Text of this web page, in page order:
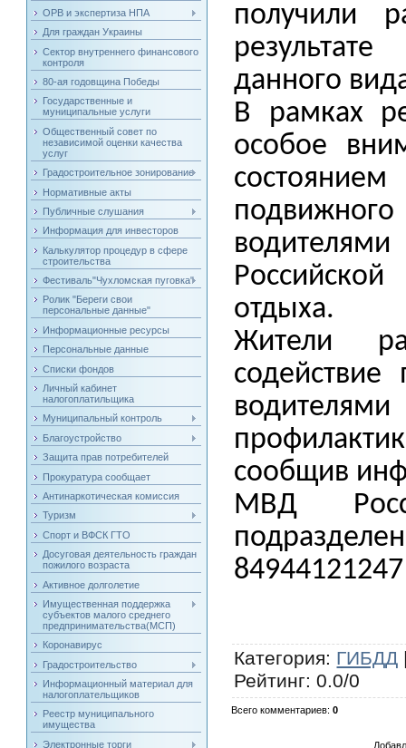
ОРВ и экспертиза НПА
Для граждан Украины
Сектор внутреннего финансового
контроля
80-ая годовщина Победы
Государственные и
муниципальные услуги
Общественный совет по
независимой оценки качества
услуг
Градостроительное зонирование
Нормативные акты
Публичные слушания
Информация для инвесторов
Калькулятор процедур в сфере
строительства
Фестиваль"Чухломская пуговка"
Ролик "Береги свои
персональные данные"
Информационные ресурсы
Персональные данные
Списки фондов
Личный кабинет
налогоплатильщика
Муниципальный контроль
Благоустройство
Защита прав потребителей
Прокуратура сообщает
Антинаркотическая комиссия
Туризм
Спорт и ВФСК ГТО
Досуговая деятельность граждан
пожилого возраста
Активное долголетие
Имущественная поддержка
субъектов малого среднего
предпринимательства(МСП)
Коронавирус
Градостроительство
Информационный материал для
налогоплательщиков
Реестр муниципального
имущества
Электронные торги
получили
данного
В рамках
особое
отдыха.
Жители
сообщив
МВД
Категория: ГИБДД
Рейтинг:0.0/0
Всего комментариев:0